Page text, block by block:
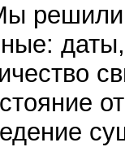
решили